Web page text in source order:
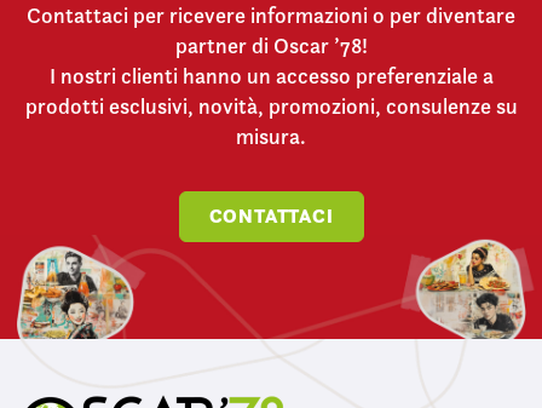
Contattaci per ricevere informazioni o per diventare
partner di Oscar ’78!
I nostri clienti hanno un accesso preferenziale a
prodotti esclusivi, novità, promozioni, consulenze su
misura.
CONTATTACI